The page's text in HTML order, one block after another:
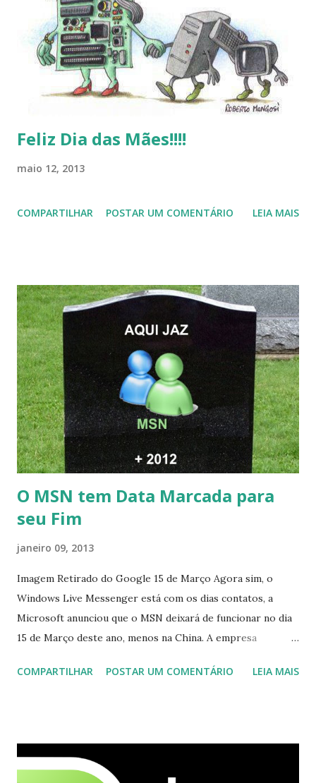
estar juntos novamente. Feliz Natal!!!! F eli z 2013 a todos!!!
Feliz Dia das Mães!!!!
maio 12, 2013
COMPARTILHAR POSTAR UM COMENTÁRIO LEIA MAIS
O MSN tem Data Marcada para
seu Fim
janeiro 09, 2013
Imagem Retirado do Google 15 de Março Agora sim, o
Windows Live Messenger está com os dias contatos, a
Microsoft anunciou que o MSN deixará de funcionar no dia
15 de Março deste ano, menos na China. A empresa
integrado com o serviço do MSN, segundo a empresa, os
o Windows Live (assim como muitos profissionais de TI) ,
mesmo na versão para Linux, claro, sempre existem outras
COMPARTILHAR POSTAR UM COMENTÁRIO LEIA MAIS